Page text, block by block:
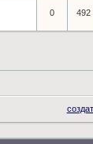
0 492